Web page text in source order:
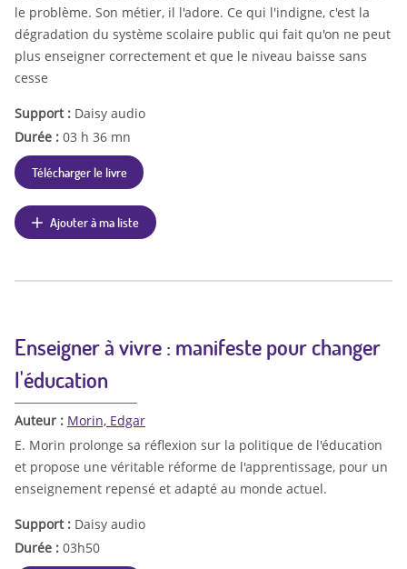
le problème. Son métier, il l'adore. Ce qui l'indigne, c'est la
dégradation du système scolaire public qui fait qu'on ne peut
plus enseigner correctement et que le niveau baisse sans
cesse
Support : Daisy audio
Durée : 03 h 36 mn
Télécharger le livre
Ajouter à ma liste
Enseigner à vivre : manifeste pour changer
l'éducation
Auteur : Morin, Edgar
E. Morin prolonge sa réflexion sur la politique de l'éducation
et propose une véritable réforme de l'apprentissage, pour un
enseignement repensé et adapté au monde actuel.
Support : Daisy audio
Durée : 03h50